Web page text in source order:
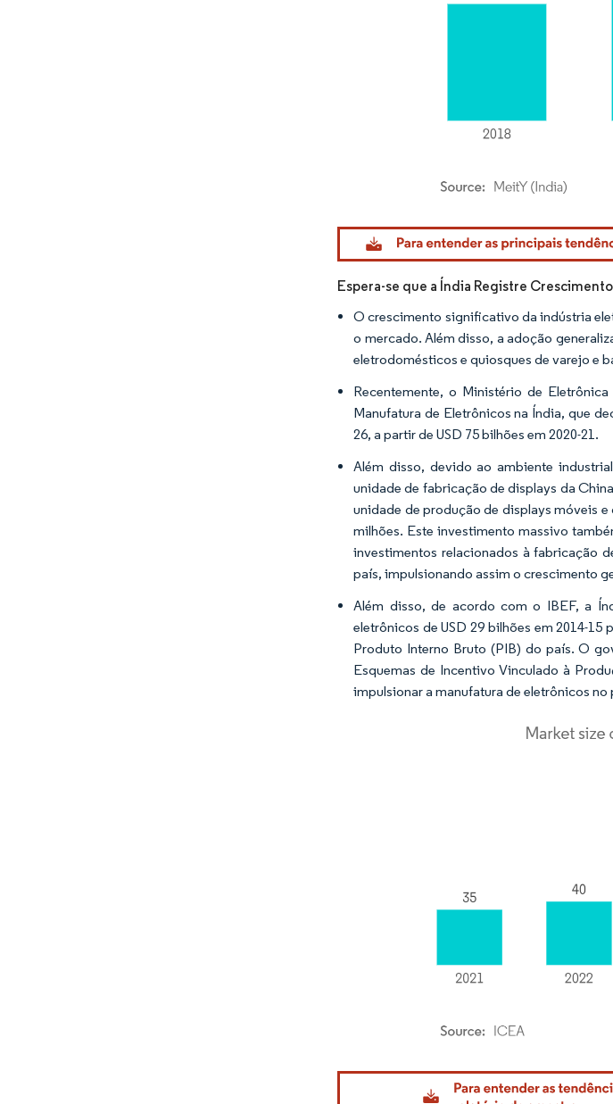
Imagem © Mordor Intelligence. O reuso requer atribuição
Espera-se que a Índia Registre
O crescimento significativo da indústria
o mercado. Além disso, a adoção
eletrodomésticos e quiosques de varejo e
Recentemente, o Ministério de
Manufatura de Eletrônicos na Índia, que
26, a partir de USD 75 bilhões em 2020-21.
Além disso, devido ao ambiente
unidade de fabricação de displays da
unidade de produção de displays móveis
milhões. Este investimento massivo
investimentos relacionados à fabricação
país, impulsionando assim o crescimento
Além disso, de acordo com o IBEF, a
eletrônicos de USD 29 bilhões em 2014-
Produto Interno Bruto (PIB) do país. O
Esquemas de Incentivo Vinculado à
impulsionar a manufatura de eletrônicos no
Imagem © Mordor Intelligence. O reuso requer atribuição